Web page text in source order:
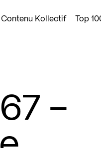
Contenu Kollectif Top
–